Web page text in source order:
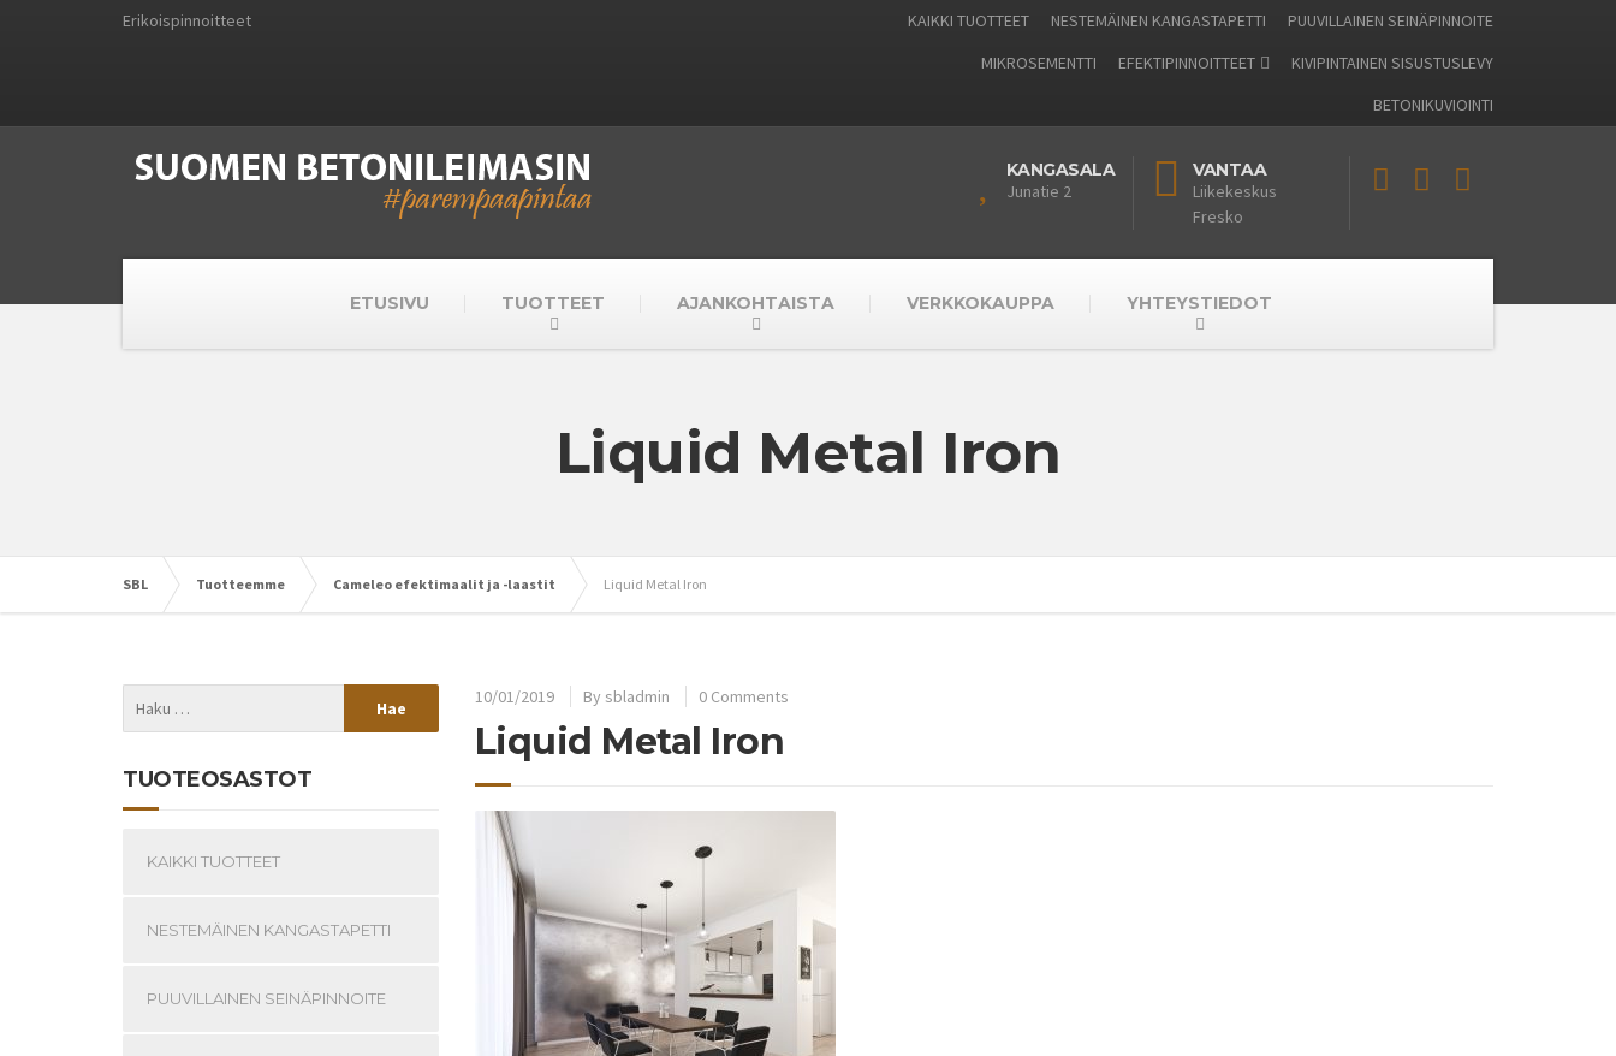
Erikoispinnoitteet KAIKKI TUOTTEET NESTEMÄINEN KANGASTAPETTI
PUUVILLAINEN SEINÄPINNOITE
MIKROSEMENTTI
EFEKTIPINNOITTEET
KIVIPINTAINEN SISUSTUSLEVY
BETONIKUVIOINTI
KANGASALA
Junatie 2
VANTAA
Liikekeskus
Fresko
ETUSIVU TUOTTEET AJANKOHTAISTA VERKKOKAUPPA YHTEYSTIEDOT
Liquid Metal Iron
SBL Tuotteemme Cameleo efektimaalit ja -laastit Liquid Metal Iron
10/01/2019 By sbladmin 0 Comments
Liquid Metal Iron
TUOTEOSASTOT
KAIKKI TUOTTEET
NESTEMÄINEN KANGASTAPETTI
PUUVILLAINEN SEINÄPINNOITE